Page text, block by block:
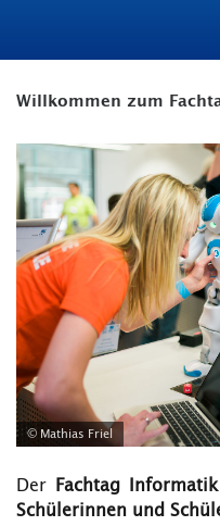
Willkommen zum
© Mathias Friel
Der Fachtag Informatik
Schülerinnen und